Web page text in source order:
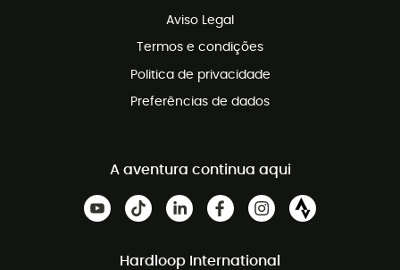
Aviso Legal
Termos e condições
Politica de privacidade
Preferências de dados
A aventura continua aqui
Hardloop International